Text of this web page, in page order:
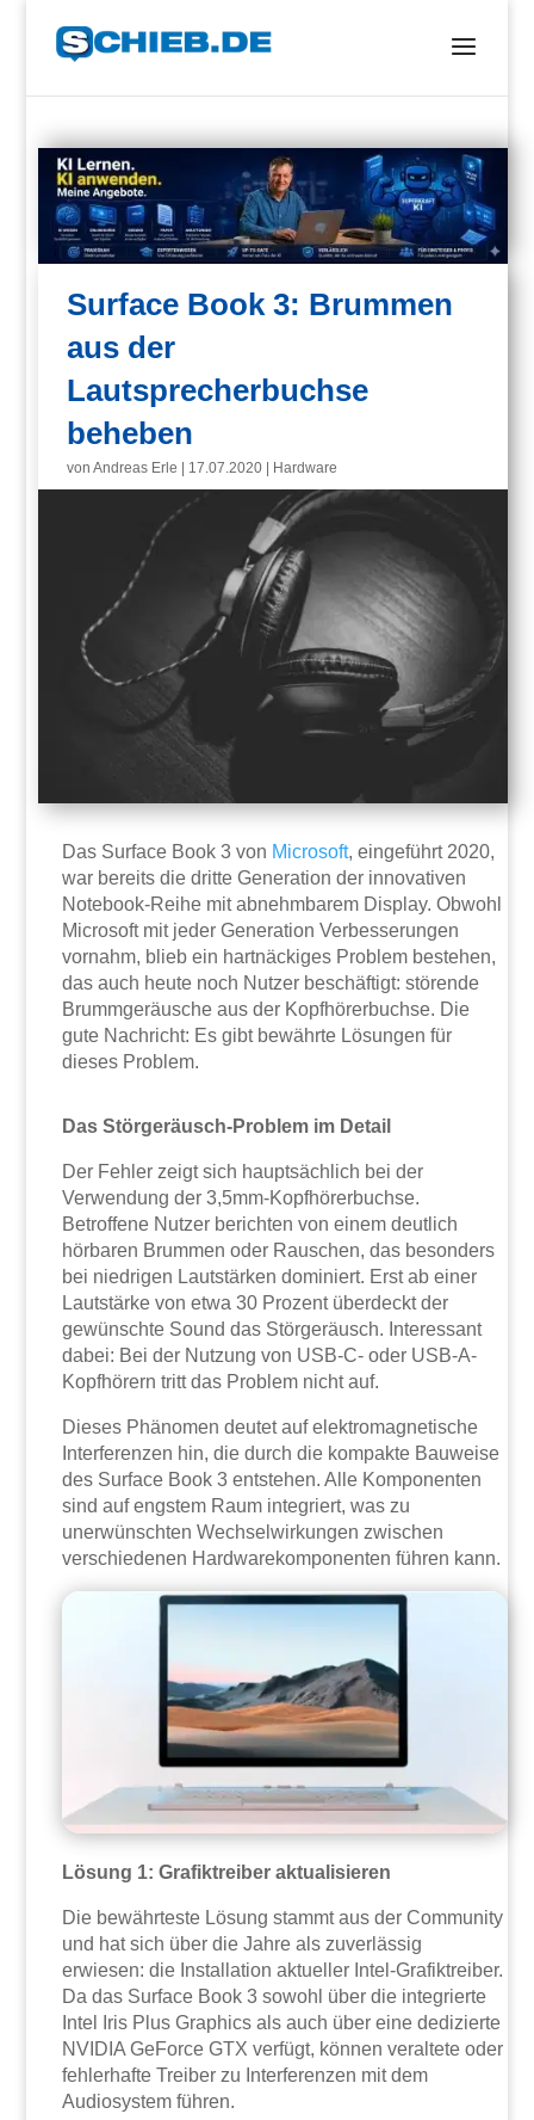
Surface Book 3: Brummen
aus der
Lautsprecherbuchse
beheben
vonAndreas Erle 17.07.2020 Hardware
Das Surface Book 3 von Microsoft, eingeführt 2020,
war bereits die dritte Generation der innovativen
Notebook-Reihe mit abnehmbarem Display. Obwohl
Microsoft mit jeder Generation Verbesserungen
vornahm, blieb ein hartnäckiges Problem bestehen,
das auch heute noch Nutzer beschäftigt: störende
Brummgeräusche aus der Kopfhörerbuchse. Die
gute Nachricht: Es gibt bewährte Lösungen für
dieses Problem.
Das Störgeräusch-Problem im Detail
Der Fehler zeigt sich hauptsächlich bei der
Verwendung der 3,5mm-Kopfhörerbuchse.
Betroffene Nutzer berichten von einem deutlich
hörbaren Brummen oder Rauschen, das besonders
bei niedrigen Lautstärken dominiert. Erst ab einer
Lautstärke von etwa 30 Prozent überdeckt der
gewünschte Sound das Störgeräusch. Interessant
dabei: Bei der Nutzung von USB-C- oder USB-A-
Kopfhörern tritt das Problem nicht auf.
Dieses Phänomen deutet auf elektromagnetische
Interferenzen hin, die durch die kompakte Bauweise
des Surface Book 3 entstehen. Alle Komponenten
sind auf engstem Raum integriert, was zu
unerwünschten Wechselwirkungen zwischen
verschiedenen Hardwarekomponenten führen kann.
Lösung 1: Grafiktreiber aktualisieren
Die bewährteste Lösung stammt aus der Community
und hat sich über die Jahre als zuverlässig
erwiesen: die Installation aktueller Intel-Grafiktreiber.
Da das Surface Book 3 sowohl über die integrierte
Intel Iris Plus Graphics als auch über eine dedizierte
NVIDIA GeForce GTX verfügt, können veraltete oder
fehlerhafte Treiber zu Interferenzen mit dem
Audiosystem führen.